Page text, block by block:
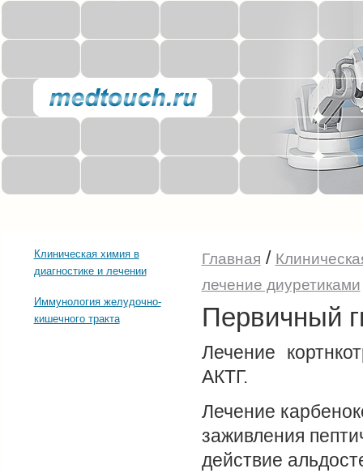
Клиническая химия в
диагностике и лечении
Иммунология желудочно-
кишечного тракта
Главная /
лечение диуретиками
Первичный
Лечение
АКТГ.
Лечение
заживления
действие